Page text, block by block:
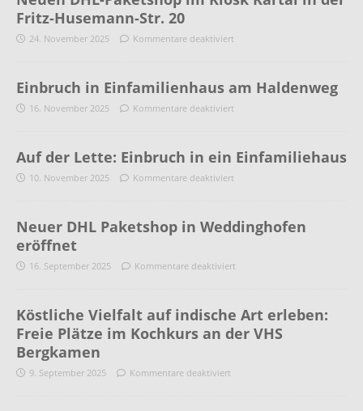
Fritz-Husemann-Str. 20
24. November 2025 Kommentare deaktiviert
Einbruch in Einfamilienhaus am Haldenweg
16. November 2025 Kommentare deaktiviert
Auf der Lette: Einbruch in ein Einfamiliehaus
10. November 2025 Kommentare deaktiviert
Neuer DHL Paketshop in Weddinghofen
eröffnet
16. September 2025 Kommentare deaktiviert
Köstliche Vielfalt auf indische Art erleben:
Freie Plätze im Kochkurs an der VHS
Bergkamen
9. September 2025 Kommentare deaktiviert